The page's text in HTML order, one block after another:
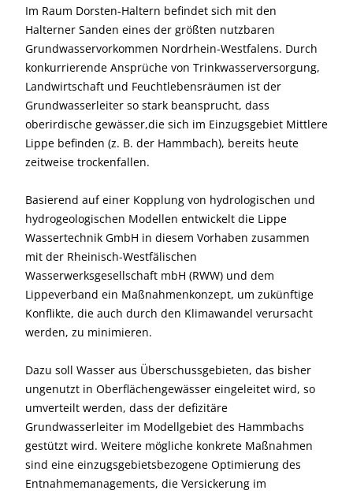
Im Raum Dorsten-Haltern befindet sich mit den
Halterner Sanden eines der größten nutzbaren
Grundwasservorkommen Nordrhein-Westfalens. Durch
konkurrierende Ansprüche von Trinkwasserversorgung,
Landwirtschaft und Feuchtlebensräumen ist der
Grundwasserleiter so stark beansprucht, dass
oberirdische gewässer,die sich im Einzugsgebiet Mittlere
Lippe befinden (z. B. der Hammbach), bereits heute
zeitweise trockenfallen.
Basierend auf einer Kopplung von hydrologischen und
hydrogeologischen Modellen entwickelt die Lippe
Wassertechnik GmbH in diesem Vorhaben zusammen
mit der Rheinisch-Westfälischen
Wasserwerksgesellschaft mbH (RWW) und dem
Lippeverband ein Maßnahmenkonzept, um zukünftige
Konflikte, die auch durch den Klimawandel verursacht
werden, zu minimieren.
Dazu soll Wasser aus Überschussgebieten, das bisher
ungenutzt in Oberflächengewässer eingeleitet wird, so
umverteilt werden, dass der defizitäre
Grundwasserleiter im Modellgebiet des Hammbachs
gestützt wird. Weitere mögliche konkrete Maßnahmen
sind eine einzugsgebietsbezogene Optimierung des
Entnahmemanagements, die Versickerung im